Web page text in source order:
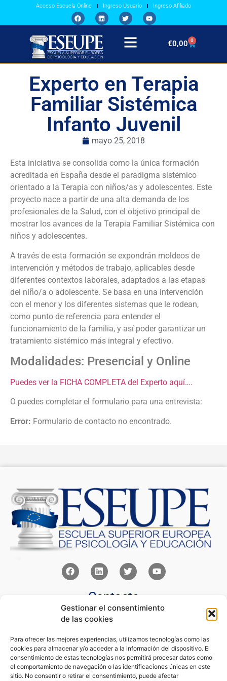
Gestionar el consentimiento
de las cookies
Para ofrecer las mejores experiencias, utilizamos tecnologías como las
cookies para almacenar y/o acceder a la información del dispositivo. El
consentimiento de estas tecnologías nos permitirá procesar datos como
el comportamiento de navegación o las identificaciones únicas en este
sitio. No consentir o retirar el consentimiento, puede afectar
Acceso Escuela Online Ingreso Usuario Ingreso Afiliado
€0,00 0
Experto en Terapia
Familiar Sistémica
Infanto Juvenil
mayo 25, 2018
Esta iniciativa se consolida como la única formación
acreditada en España desde el paradigma sistémico
orientado a la Terapia con niños/as y adolescentes. Este
proyecto nace a partir de una alta demanda de los
profesionales de la Salud, con el objetivo principal de
mostrar los avances de la Terapia Familiar Sistémica con
niños y adolescentes.
A través de esta formación se expondrán moldeos de
intervención y métodos de trabajo, aplicables desde
diferentes contextos laborales, adaptados a las etapas
del niño/a o adolescente. Se basa en una intervención
con el menor y los diferentes sistemas que le rodean,
como punto de referencia para entender el
funcionamiento de la familia, y así poder garantizar un
tratamiento sistémico más integral y efectivo.
Modalidades: Presencial y Online
Puedes ver la FICHA COMPLETA del Experto aquí….
O puedes completar el formulario para una entrevista:
Error: Formulario de contacto no encontrado.
Contacto
Av Juan XXIII 15b Pozuelo de Alarcón – Madrid
+34 91 352 77 28
Links
Norlan Digital Marketing Para Psicólogos